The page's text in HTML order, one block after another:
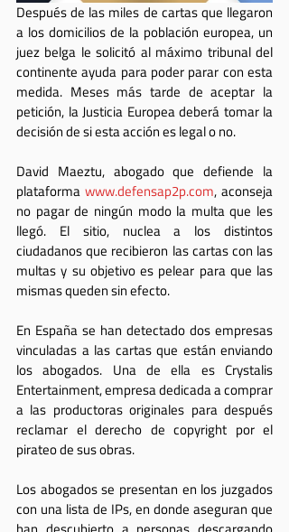
Después de las miles de cartas que llegaron
a los domicilios de la población europea, un
juez belga le solicitó al máximo tribunal del
continente ayuda para poder parar con esta
medida. Meses más tarde de aceptar la
petición, la Justicia Europea deberá tomar la
decisión de si esta acción es legal o no.
David Maeztu, abogado que defiende la
plataforma www.defensap2p.com, aconseja
no pagar de ningún modo la multa que les
llegó. El sitio, nuclea a los distintos
ciudadanos que recibieron las cartas con las
multas y su objetivo es pelear para que las
mismas queden sin efecto.
En España se han detectado dos empresas
vinculadas a las cartas que están enviando
los abogados. Una de ella es Crystalis
Entertainment, empresa dedicada a comprar
a las productoras originales para después
reclamar el derecho de copyright por el
pirateo de sus obras.
Los abogados se presentan en los juzgados
con una lista de IPs, en donde aseguran que